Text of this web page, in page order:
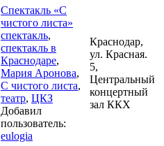
Спектакль «С
чистого листа»
спектакль,
спектакль в
Краснодаре,
Мария Аронова,
С чистого листа,
театр, ЦКЗ
Добавил
пользователь:
eulogia
Краснодар,
ул. Красная.
5,
Центральный
концертный
зал ККХ